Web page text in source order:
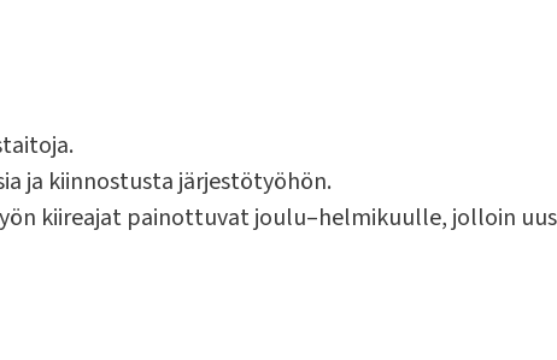
ja kiinnostusta järjestötyöhön.
kiireajat painottuvat joulu–helmikuulle, jolloin